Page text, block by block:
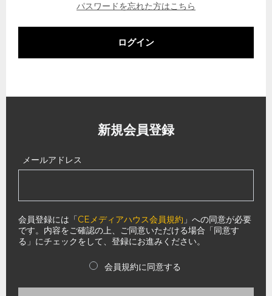
パスワードを忘れた方はこちら
ログイン
新規会員登録
メールアドレス
会員登録には「CEメディアハウス会員規約 」への同意が必要
です。内容をご確認の上、ご同意いただける場合「同意す
る」にチェックをして、登録にお進みください。
会員規約に同意する